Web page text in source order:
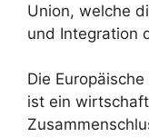
Union, welche
und Integration
Die
ist ein